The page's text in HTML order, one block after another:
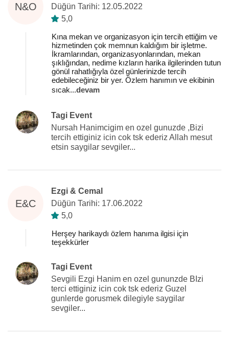
N&O
Düğün Tarihi: 12.05.2022
5,0
Kına mekan ve organizasyon için tercih ettiğim ve
hizmetinden çok memnun kaldığım bir işletme.
İkramlarından, organizasyonlarından, mekan
şıklığından, nedime kızların harika ilgilerinden tutun
gönül rahatlığıyla özel günlerinizde tercih
edebileceğiniz bir yer. Özlem hanımın ve ekibinin
sıcak...devam
Tagi Event
Nursah Hanimcigim en ozel gunuzde ,Bizi
tercih ettiginiz icin cok tsk ederiz Allah mesut
etsin saygilar sevgiler...
E&C
Ezgi & Cemal
Düğün Tarihi: 17.06.2022
5,0
Herşey harikaydı özlem hanıma ilgisi için
teşekkürler
Tagi Event
Sevgili Ezgi Hanim en ozel gununzde BIzi
terci ettiginiz icin cok tsk ederiz Guzel
gunlerde gorusmek dilegiyle saygilar
sevgiler...